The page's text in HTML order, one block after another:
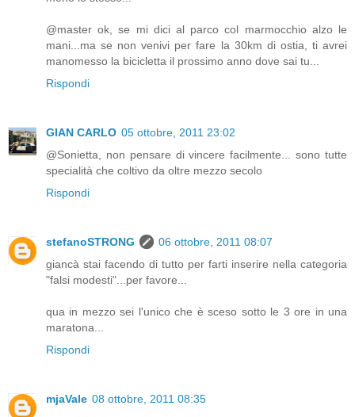
@master ok, se mi dici al parco col marmocchio alzo le
mani...ma se non venivi per fare la 30km di ostia, ti avrei
manomesso la bicicletta il prossimo anno dove sai tu...
Rispondi
GIAN CARLO 05 ottobre, 2011 23:02
@Sonietta, non pensare di vincere facilmente... sono tutte
specialità che coltivo da oltre mezzo secolo
Rispondi
stefanoSTRONG
06 ottobre, 2011 08:07
giancà stai facendo di tutto per farti inserire nella categoria
"falsi modesti"...per favore...
qua in mezzo sei l'unico che è sceso sotto le 3 ore in una
maratona...
Rispondi
mjaVale 08 ottobre, 2011 08:35